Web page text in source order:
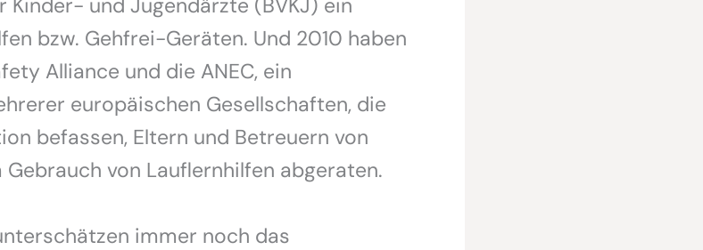
bzw. Gehfrei-Geräten. Und 2010 haben
Alliance und die ANEC, ein
europäischen Gesellschaften, die
befassen, Eltern und Betreuern von
von Lauflernhilfen abgeraten.
immer noch das